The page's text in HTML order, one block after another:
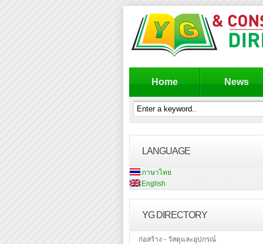
Home News
LANGUAGE
ภาษาไทย
English
YG DIRECTORY
ก่อสร้าง - วัสดุและอุปกรณ์